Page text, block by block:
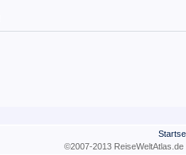
©2007-2013